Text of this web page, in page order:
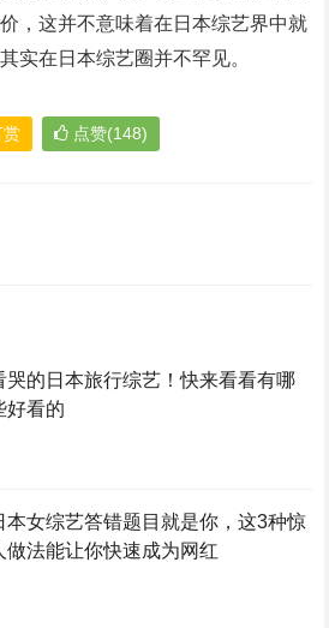
，这并不意味着在日本综艺界中就
实在日本综艺圈并不罕见。
赏 点赞(148)
哭的日本旅行综艺！快来看看有哪
好看的
本女综艺答错题目就是你，这3种惊
做法能让你快速成为网红